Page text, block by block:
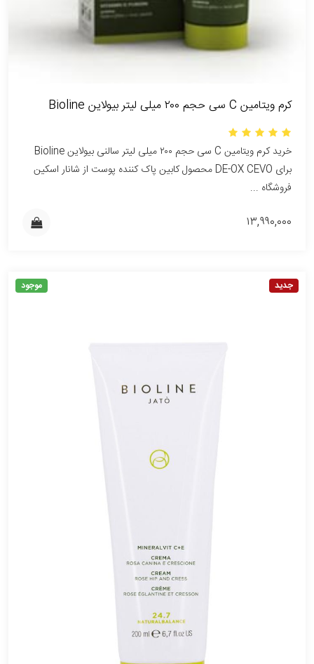
کرم ویتامین C سی حجم ۲۰۰ میلی لیتر بیولاین Bioline
خرید کرم ویتامین C سی حجم ۲۰۰ میلی لیتر سالنی بیولاین Bioline
برای DE-OX CEVO محصول کابین پاک کننده پوست از شانار اسکین
فروشگاه ...
۱۳,۹۹۰,۰۰۰
جدید موجود